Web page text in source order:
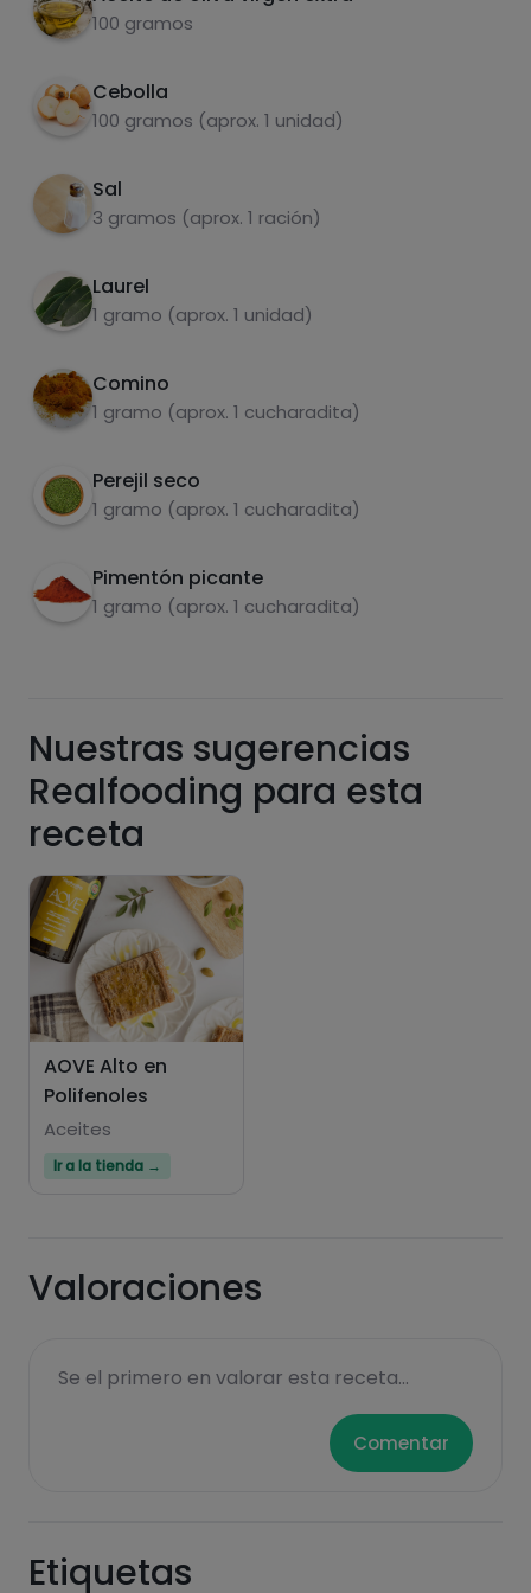
100 gramos
Cebolla
100 gramos (aprox. 1 unidad)
Sal
3 gramos (aprox. 1 ración)
Laurel
1 gramo (aprox. 1 unidad)
Comino
1 gramo (aprox. 1 cucharadita)
Perejil seco
1 gramo (aprox. 1 cucharadita)
Pimentón picante
1 gramo (aprox. 1 cucharadita)
rato.
Azúcares
Grasas
Hazte PLUS para ver la información nutricional
funcionalidades PLUS.
Nuestras sugerencias
Realfooding para esta
receta
AOVE Alto en
Polifenoles
Aceites
Ir a la tienda →
Valoraciones
Se el primero en valorar esta receta...
Comentar
Etiquetas